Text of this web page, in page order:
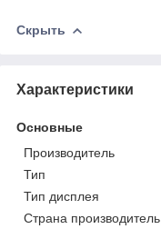
Скрыть
Характеристики
Основные
Производитель
Тип
Тип дисплея
Страна производитель